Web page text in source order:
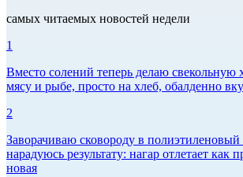
самых читаемых новостей недели
1
Вместо солений теперь делаю
мясу и рыбе, просто на хлеб, обалденно
2
Заворачиваю сковороду в полиэтиленовый
нарадуюсь результату: нагар отлетает как
новая